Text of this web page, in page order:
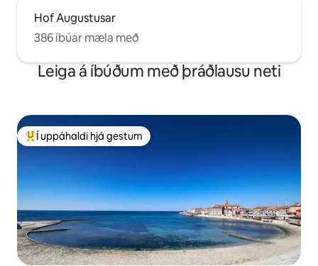
Hof Augustusar
386 íbúar mæla með
Leiga á íbúðum með þráðlausu neti
Í mestu uppáhaldi hjá gestum
Í uppáhaldi hjá gestum